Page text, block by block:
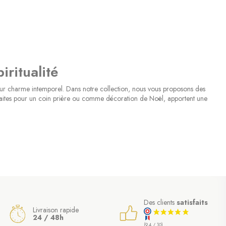
charme intemporel. Dans notre collection, nous vous proposons des
pour un coin prière ou comme décoration de Noël, apportent une
le Christ, ou encore des anges protecteurs. Chaque boule est conçue
décoration tout en exprimant votre foi de manière subtile et
Livraison rapide
24 / 48h
Des clients satisfaits